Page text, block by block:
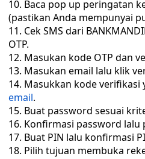
Baca pop up peringatan
(pastikan Anda mempunyai
Cek SMS dari
OTP.
Masukan kode OTP dan
Masukan email lalu klik
Masukkan kode verifikasi
email.
Buat password sesuai
Konfirmasi password lalu
Buat PIN lalu konfirmasi
Pilih tujuan membuka